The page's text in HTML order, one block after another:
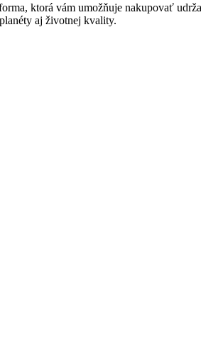
ktorá vám umožňuje nakupovať
aj životnej kvality.